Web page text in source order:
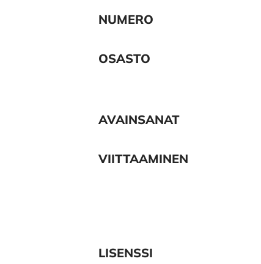
NUMERO
OSASTO
AVAINSANAT
VIITTAAMINEN
LISENSSI